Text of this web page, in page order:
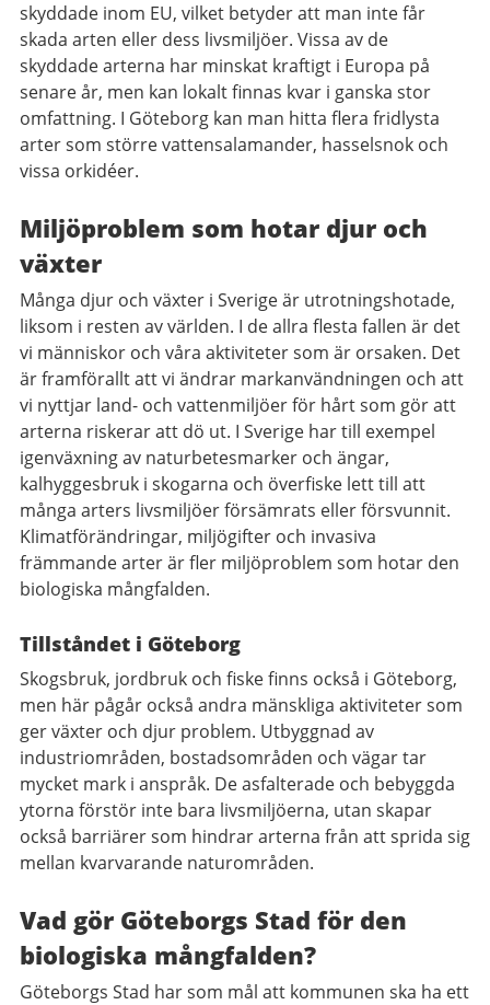
skyddade inom EU, vilket betyder att man inte får
skada arten eller dess livsmiljöer. Vissa av de
skyddade arterna har minskat kraftigt i Europa på
senare år, men kan lokalt finnas kvar i ganska stor
omfattning. I Göteborg kan man hitta flera fridlysta
arter som större vattensalamander, hasselsnok och
vissa orkidéer.
Miljöproblem som hotar djur och
växter
Många djur och växter i Sverige är utrotningshotade,
liksom i resten av världen. I de allra flesta fallen är det
vi människor och våra aktiviteter som är orsaken. Det
är framförallt att vi ändrar markanvändningen och att
vi nyttjar land- och vattenmiljöer för hårt som gör att
arterna riskerar att dö ut. I Sverige har till exempel
igenväxning av naturbetesmarker och ängar,
kalhyggesbruk i skogarna och överfiske lett till att
många arters livsmiljöer försämrats eller försvunnit.
Klimatförändringar, miljögifter och invasiva
främmande arter är fler miljöproblem som hotar den
biologiska mångfalden.
Tillståndet i Göteborg
Skogsbruk, jordbruk och fiske finns också i Göteborg,
men här pågår också andra mänskliga aktiviteter som
ger växter och djur problem. Utbyggnad av
industriområden, bostadsområden och vägar tar
mycket mark i anspråk. De asfalterade och bebyggda
ytorna förstör inte bara livsmiljöerna, utan skapar
också barriärer som hindrar arterna från att sprida sig
mellan kvarvarande naturområden.
Vad gör Göteborgs Stad för den
biologiska mångfalden?
Göteborgs Stad har som mål att kommunen ska ha ett